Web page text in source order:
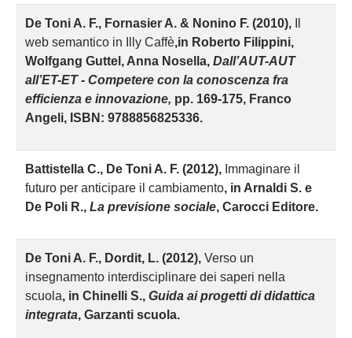
De Toni A. F., Fornasier A. & Nonino F. (2010),
web semantico in Illy Caffè,in Roberto Filippini,
Wolfgang Guttel, Anna Nosella, Dall’AUT-AUT
all’ET-ET - Competere con la conoscenza fra
efficienza e innovazione, pp. 169-175, Franco
Angeli, ISBN: 9788856825336.
Battistella C., De Toni A. F. (2012), Immaginare il
futuro per anticipare il cambiamento, in Arnaldi S. e
De Poli R., La previsione sociale, Carocci Editore.
De Toni A. F., Dordit, L. (2012), Verso un
insegnamento interdisciplinare dei saperi nella
scuola, in Chinelli S., Guida ai progetti di didattica
integrata, Garzanti scuola.